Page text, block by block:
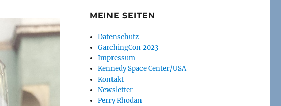
MEINE SEITEN
Datenschutz
GarchingCon 2023
Impressum
Kennedy Space Center/USA
Kontakt
Newsletter
Perry Rhodan